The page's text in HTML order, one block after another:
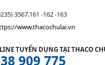
3567.161 -162 -163
www.thacochulai.vn
TUYỂN DỤNG TẠI THACO
909 775